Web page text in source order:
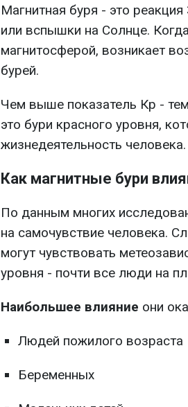
Магнитная буря - это
или вспышки на Солнце.
магнитосферой, возникает
бурей.
Чем выше показатель Кр -
это бури красного уровня,
жизнедеятельность человека.
Как магнитные бури
По данным многих
на самочувствие человека.
могут чувствовать
уровня - почти все люди на
Наибольшее влияние они
Людей пожилого возраста
Беременных